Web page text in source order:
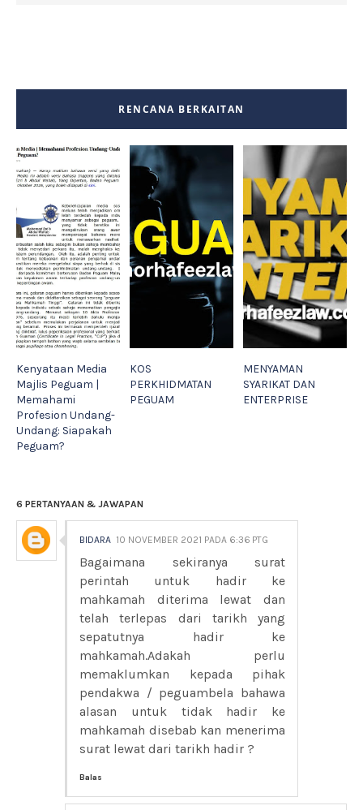
RENCANA BERKAITAN
Kenyataan Media
Majlis Peguam |
Memahami
Profesion Undang-
Undang: Siapakah
Peguam?
KOS
PERKHIDMATAN
PEGUAM
MENYAMAN
SYARIKAT DAN
ENTERPRISE
6 PERTANYAAN & JAWAPAN
BIDARA 10 NOVEMBER 2021 PADA 6:36 PTG
Bagaimana sekiranya surat
perintah untuk hadir ke
mahkamah diterima lewat dan
telah terlepas dari tarikh yang
sepatutnya hadir ke
mahkamah.Adakah perlu
memaklumkan kepada pihak
pendakwa / peguambela bahawa
alasan untuk tidak hadir ke
mahkamah disebab kan menerima
surat lewat dari tarikh hadir ?
Balas